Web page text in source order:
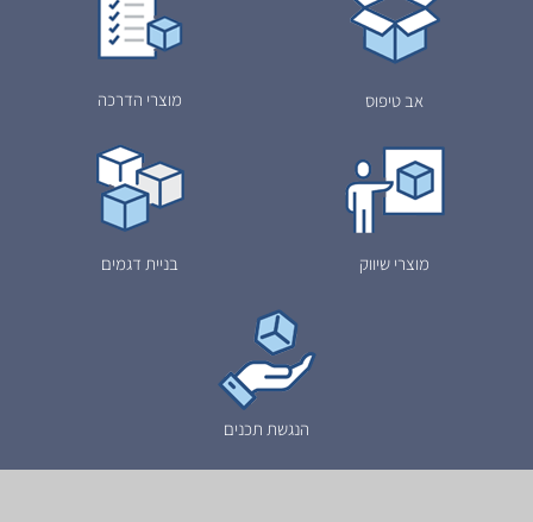
אב טיפוס מוצרי הדרכה
מוצרי שיווק בניית דגמים
הנגשת תכנים